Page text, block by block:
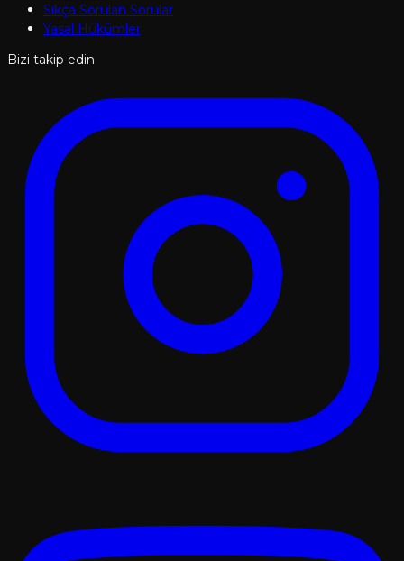
Sıkça Sorulan Sorular
Yasal Hükümler
Bizi takip edin